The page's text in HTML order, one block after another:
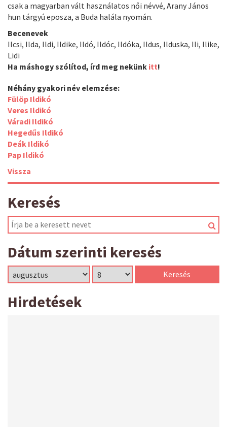
csak a magyarban vált használatos női névvé, Arany János
hun tárgyú eposza, a Buda halála nyomán.
Becenevek
Ilcsi, Ilda, Ildi, Ildike, Ildó, Ildóc, Ildóka, Ildus, Ilduska, Ili, Ilike,
Lidi
Ha máshogy szólítod, írd meg nekünk itt!
Néhány gyakori név elemzése:
Fülöp Ildikó
Veres Ildikó
Váradi Ildikó
Hegedűs Ildikó
Deák Ildikó
Pap Ildikó
Vissza
Keresés
Dátum szerinti keresés
Hirdetések